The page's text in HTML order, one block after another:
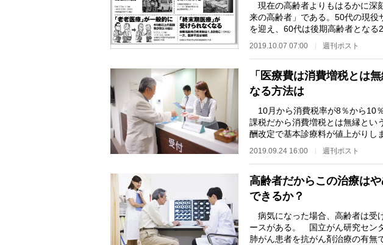
現在の高齢者よりもはるかに深
来の高齢者」である。50代の現
を迎え、60代は後期高齢者となる
ているのか―─。 内…
2019.10.07 07:00 週刊ポスト
「医療費は消費増税とは
なる方法は
10月から消費税率が8％から10
課税だから消費増税とは無縁とい
酬改定で基本診療料が値上がりし
る支払額は変わりま…
2019.09.24 16:00 週刊ポスト
高齢者だからこの治療は
できるか？
病気になった場合、高齢者は受
ースがある。 国立がん研究セン
肺がん患者を抗がん剤治療の有無